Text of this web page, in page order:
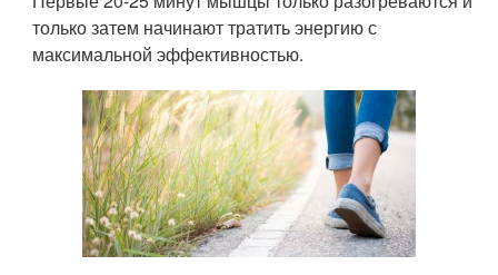
только затем начинают тратить энергию с
максимальной эффективностью.